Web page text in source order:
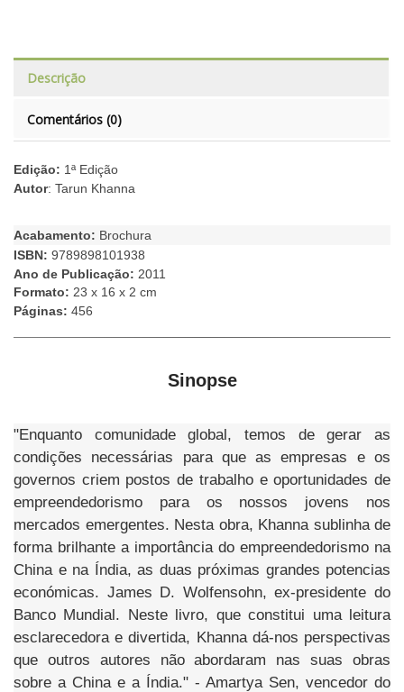
Descrição
Comentários (0)
Edição: 1ª Edição
Autor: Tarun Khanna
Acabamento: Brochura
ISBN: 9789898101938
Ano de Publicação: 2011
Formato: 23 x 16 x 2 cm
Páginas: 456
Sinopse
"Enquanto comunidade global, temos de gerar as
condições necessárias para que as empresas e os
governos criem postos de trabalho e oportunidades de
empreendedorismo para os nossos jovens nos
mercados emergentes. Nesta obra, Khanna sublinha de
forma brilhante a importância do empreendedorismo na
China e na Índia, as duas próximas grandes potencias
económicas. James D. Wolfensohn, ex-presidente do
Banco Mundial. Neste livro, que constitui uma leitura
esclarecedora e divertida, Khanna dá-nos perspectivas
que outros autores não abordaram nas suas obras
sobre a China e a Índia." - Amartya Sen, vencedor do